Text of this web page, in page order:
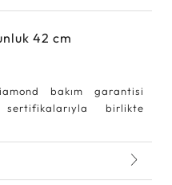
42 cm
bakım garantisi
birlikte